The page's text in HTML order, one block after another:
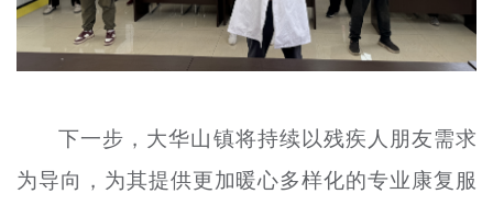
下一步，大华山镇将持续以残疾人朋友需求
为导向，为其提供更加暖心多样化的专业康复服